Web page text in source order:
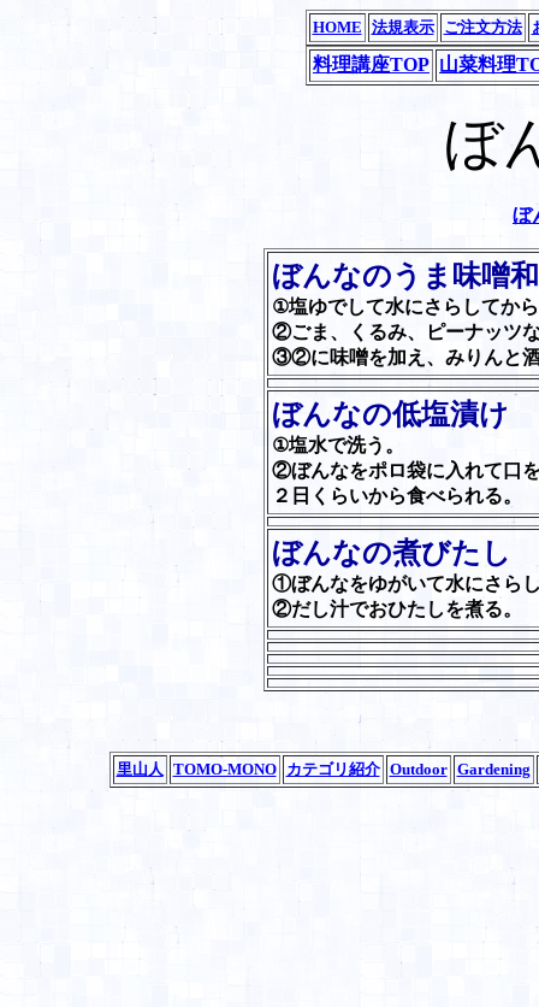
HOME 法規表示 ご注文方法
料理講座TOP 山菜料理
ぼ
ぼ
ぼんなのうま味噌
①塩ゆでして水にさらしてか
②ごま、くるみ、ピーナッツ
③②に味噌を加え、みりんと
ぼんなの低塩漬け
①塩水で洗う。
②ぼんなをポロ袋に入れて口
２日くらいから食べられる。
ぼんなの煮びたし
①ぼんなをゆがいて水にさら
②だし汁でおひたしを煮る。
里山人 TOMO-MONO カテゴリ紹介 Outdoor Gardening